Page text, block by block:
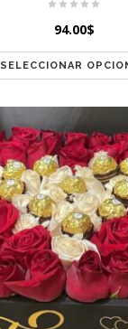
94.00$
SELECCIONAR